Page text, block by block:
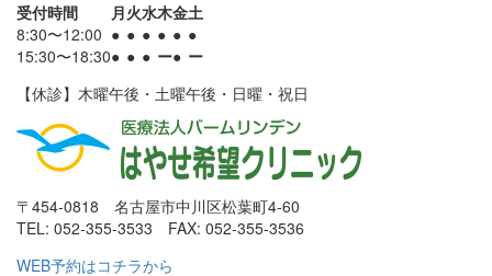
受付時間
月火水木金土
8:30〜12:00 ● ● ● ● ● ●
15:30〜18:30● ● ● ー● ー
【休診】木曜午後・土曜午後・日曜・祝日
〒454-0818 名古屋市中川区松葉町4-60
TEL: 052-355-3533 FAX: 052-355-3536
WEB予約はコチラから